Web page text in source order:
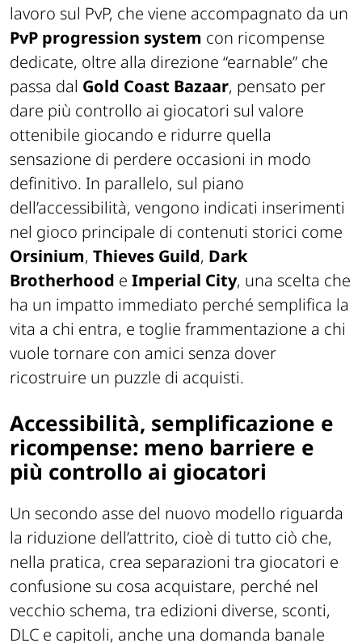
combattimento conarmi a due mani, e il
lavoro sul PvP, che viene accompagnato da un
PvP progression systemcon ricompense
dedicate, oltre alla direzione “earnable” che
passa dalGold Coast Bazaar , pensato per
dare più controllo ai giocatori sul valore
ottenibile giocando e ridurre quella
sensazione di perdere occasioni in modo
definitivo. In parallelo, sul piano
dell’accessibilità, vengono indicati inserimenti
nel gioco principale di contenuti storici come
Orsinium,Thieves Guild ,Dark
Brotherhood eImperial City, una scelta che
ha un impatto immediato perché semplifica la
vita a chi entra, e toglie frammentazione a chi
vuole tornare con amici senza dover
Accessibilità, semplificazione e
ricompense: meno barriere e
più controllo ai giocatori
Un secondo asse del nuovo modello riguarda
la riduzione dell’attrito, cioè di tutto ciò che,
nella pratica, crea separazioni tra giocatori e
confusione su cosa acquistare, perché nel
vecchio schema, tra edizioni diverse, sconti,